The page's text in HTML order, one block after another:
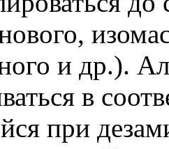
и др.).
в
при